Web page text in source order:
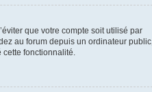
que votre compte soit utilisé par
au forum depuis un ordinateur public,
fonctionnalité.